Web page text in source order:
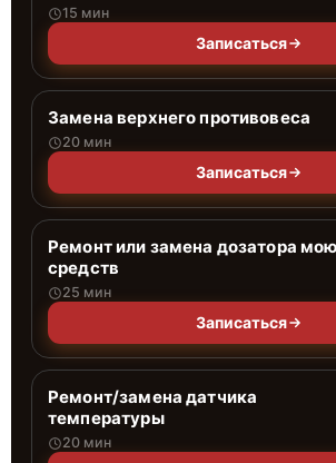
15 мин
Записаться
Замена верхнего противовеса
20 мин
Записаться
Ремонт или замена дозатора
средств
25 мин
Записаться
Ремонт/замена датчика
температуры
20 мин